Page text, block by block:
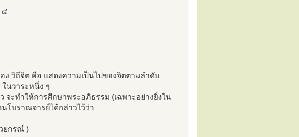
๔
ง วิถีจิต คือ แสดงความเป็นไปของจิตตามลำดับ
นวาระหนึ่ง ๆ
จะทำให้การศึกษาพระอภิธรรม (เฉพาะอย่างยิ่งใน
โบราณจารย์ได้กล่าวไว้ว่า
ยกรณ์ )